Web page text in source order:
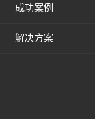
成功案例
解决方案